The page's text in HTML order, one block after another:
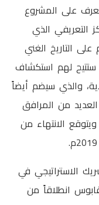
على المشروع
التعريفي الذي
التاريخ الغني
ستتيح لهم استكشاف
والذي سيضم أيضاً
من المرافق
ويتوقع الانتهاء من
الاستراتيجي في
انطلاقاً من